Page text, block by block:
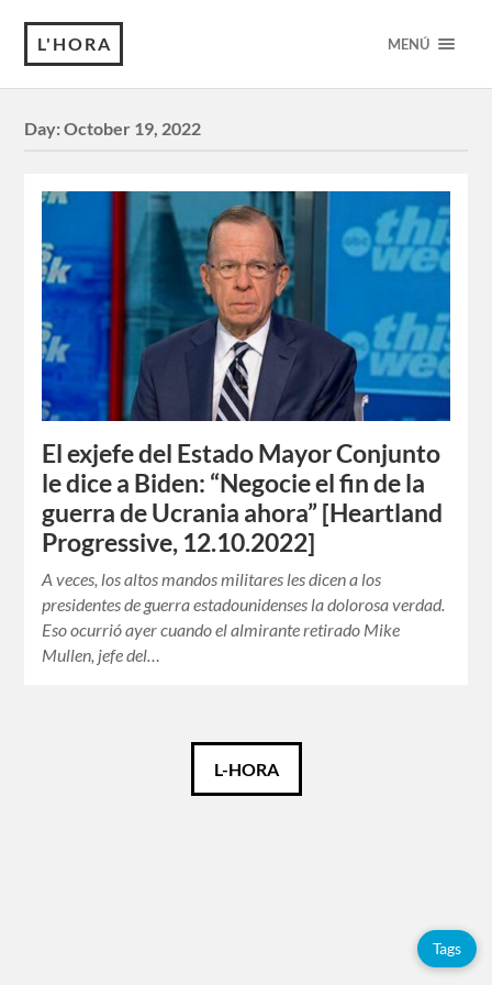
L'HORA MENÚ
Day:October 19, 2022
El exjefe del Estado Mayor Conjunto
le dice a Biden: “Negocie el fin de la
guerra de Ucrania ahora” [Heartland
Progressive, 12.10.2022]
A veces, los altos mandos militares les dicen a los
presidentes de guerra estadounidenses la dolorosa verdad.
Eso ocurrió ayer cuando el almirante retirado Mike
Mullen, jefe del…
L-HORA
Tags